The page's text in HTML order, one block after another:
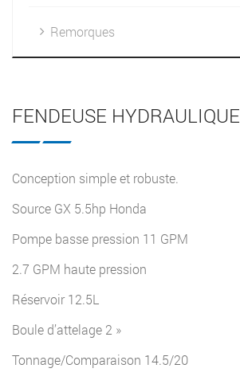
Remorques
FENDEUSE HYDRAULIQUE
Conception simple et robuste.
Source GX 5.5hp Honda
Pompe basse pression 11 GPM
2.7 GPM haute pression
Réservoir 12.5L
Boule d’attelage 2 »
Tonnage/Comparaison 14.5/20